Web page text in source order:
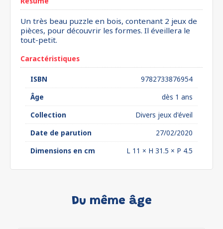
Un très beau puzzle en bois, contenant 2 jeux de
pièces, pour découvrir les formes. Il éveillera le
tout-petit.
Caractéristiques
ISBN
9782733876954
Âge
dès 1 ans
Collection
Divers jeux d'éveil
Date de parution
27/02/2020
Dimensions en cm
L 11 × H 31.5 × P 4.5
Du même âge